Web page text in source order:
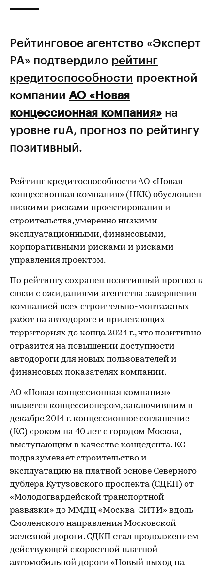
Рейтинговое агентство «Эксперт
РА» подтвердило рейтинг
кредитоспособности проектной
компании АО «Новая
концессионная компания» на
уровне ruA, прогноз по рейтингу
позитивный.
Рейтинг кредитоспособности АО «Новая
концессионная компания» (НКК) обусловлен
низкими рисками проектирования и
строительства, умеренно низкими
эксплуатационными, финансовыми,
корпоративными рисками и рисками
управления проектом.
По рейтингу сохранен позитивный прогноз в
связи с ожиданиями агентства завершения
компанией всех строительно-монтажных
работ на автодороге и прилегающих
территориях до конца 2024 г., что позитивно
отразится на повышении доступности
автодороги для новых пользователей и
финансовых показателях компании.
АО «Новая концессионная компания»
является концессионером, заключившим в
декабре 2014 г. концессионное соглашение
(КС) сроком на 40 лет с городом Москва,
выступающим в качестве концедента. КС
подразумевает строительство и
эксплуатацию на платной основе Северного
дублера Кутузовского проспекта (СДКП) от
«Молодогвардейской транспортной
развязки» до ММДЦ «Москва-СИТИ» вдоль
Смоленского направления Московской
железной дороги. СДКП стал продолжением
действующей скоростной платной
автомобильной дороги «Новый выход на